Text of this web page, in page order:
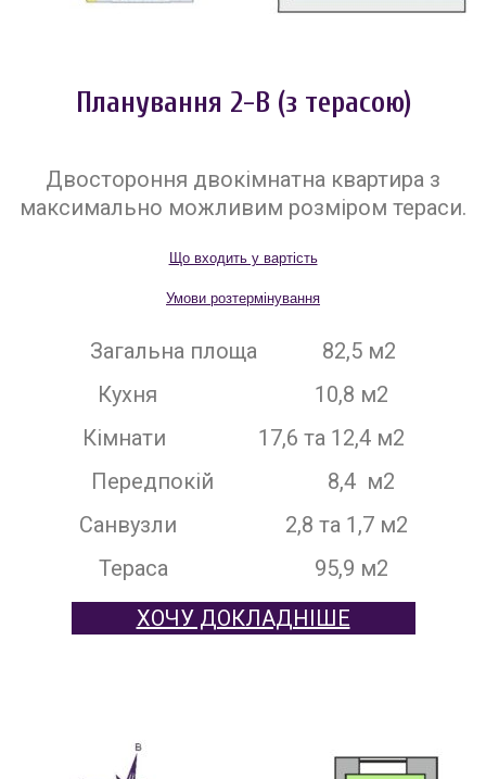
Планування 2-В (з терасою)
Двостороння двокімнатна квартира з
максимально можливим розміром тераси.
Що входить у вартість
Умови розтермінування
Загальна площа 82,5 м2
Кухня 10,8 м2
Кімнати 17,6 та 12,4 м2
Передпокій 8,4 м2
Санвузли 2,8 та 1,7 м2
Тераса 95,9 м2
ХОЧУ ДОКЛАДНІШЕ